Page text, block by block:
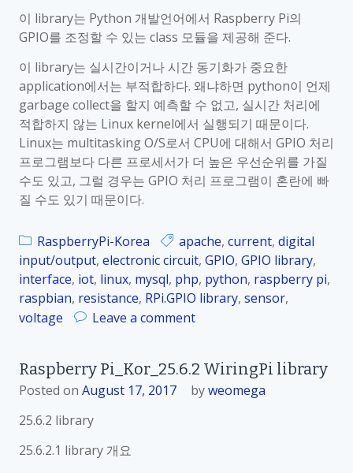
o
r
활
용
a
l
s
e
n
s
o
r
D
S
b
2
0
를
온
도
r
y
P
i
_
K
o
r
2
S
s
o
개
이 library는 Python 개발언어에서 Raspberry Pi의
GPIO를 조정할 수 있는 class 모듈을 제공해 준다.
이 library는 실시간이거나 시간 동기화가 중요한
application에서는 부적합하다. 왜냐하면 python이 언제
garbage collect을 할지 예측할 수 없고, 실시간 처리에
적합하지 않는 Linux kernel에서 실행되기 때문이다.
Linux는 multitasking O/S로서 CPU에 대해서 GPIO 처리
프로그램보다 다른 프로세서가 더 높은 우선순위를 가질
수도 있고, 그럴 경우는 GPIO 처리 프로그램이 혼란에 빠
질 수도 있기 때문이다.
RaspberryPi-Korea apache, current, digital
input/output, electronic circuit, GPIO, GPIO library,
interface, iot, linux, mysql, php, python, raspberry pi,
raspbian, resistance, RPi.GPIO library, sensor,
voltage
Leave a comment
a
s
Raspberry Pi_Kor_25.6.2 WiringPi library
Posted on August 17, 2017 byweomega
25.6.2 library
25.6.2.1 library 개요